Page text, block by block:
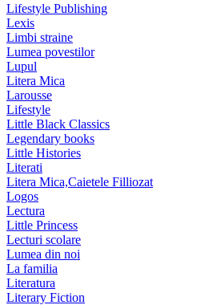
Lifestyle Publishing
Lexis
Limbi straine
Lumea povestilor
Lupul
Litera Mica
Larousse
Lifestyle
Little Black Classics
Legendary books
Little Histories
Literati
Litera Mica,Caietele Filliozat
Logos
Lectura
Little Princess
Lecturi scolare
Lumea din noi
La familia
Literatura
Literary Fiction